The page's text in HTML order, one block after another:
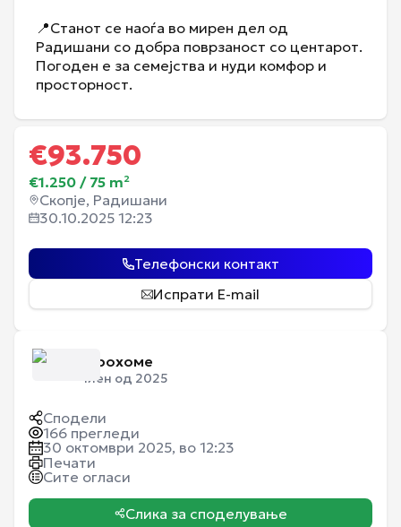
📍Станот се наоѓа во мирен дел од
Радишани со добра поврзаност со центарот.
Погоден е за семејства и нуди комфор и
просторност.
€93.750
€1.250 / 75 m²
Скопје, Радишани
30.10.2025 12:23
Телефонски контакт
Испрати E-mail
Еурохоме
Член од 2025
Сподели
166 прегледи
30 октомври 2025, во 12:23
Печати
Сите огласи
Слика за споделување